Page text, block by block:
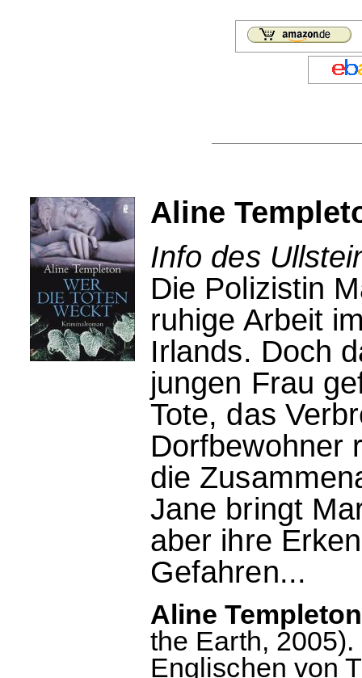
Aline
Info des
Die Polizistin
ruhige Arbeit
Irlands. Doch
jungen Frau
Tote, das
Dorfbewohner
die
Jane bringt
aber ihre
Gefahren...
Aline
the Earth,
Englischen von